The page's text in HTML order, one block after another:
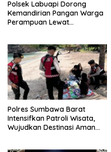
Polsek Labuapi Dorong
Kemandirian Pangan Warga
Perampuan Lewat
Polres Sumbawa Barat
Intensifkan Patroli Wisata,
Wujudkan Destinasi Aman